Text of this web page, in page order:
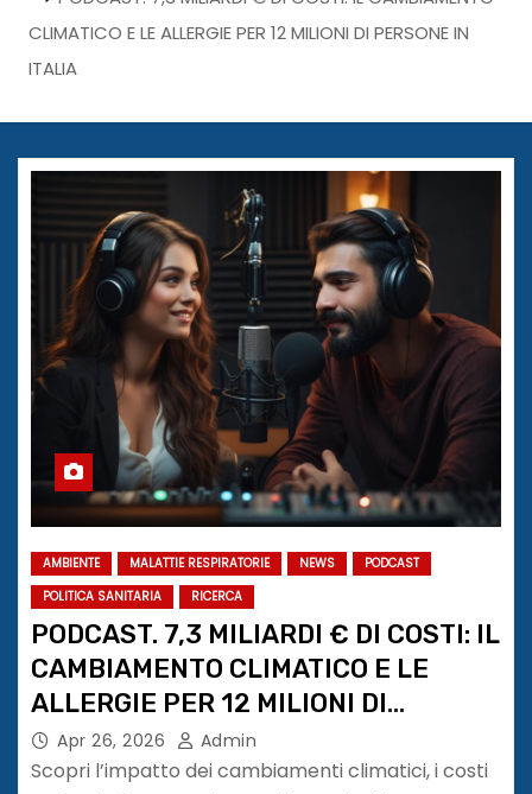
CLIMATICO E LE ALLERGIE PER 12 MILIONI DI PERSONE IN
ITALIA
AMBIENTE MALATTIE RESPIRATORIE NEWS
PODCAST
POLITICA SANITARIA
RICERCA
PODCAST. 7,3 MILIARDI € DI COSTI: IL
CAMBIAMENTO CLIMATICO E LE
ALLERGIE PER 12 MILIONI DI
PERSONE IN ITALIA
Apr 26, 2026 Admin
Scopri l’impatto dei cambiamenti climatici, i costi